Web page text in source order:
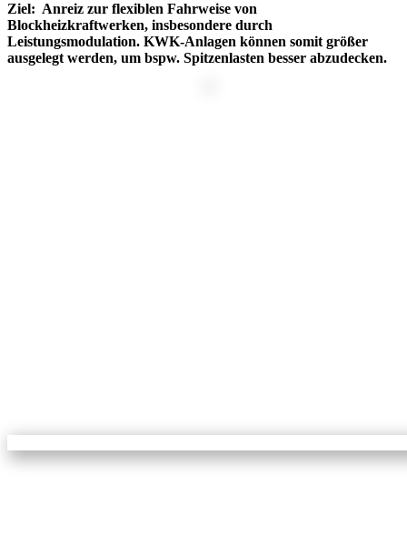
Ziel: Anreiz zur flexiblen Fahrweise von
Blockheizkraftwerken, insbesondere durch
Leistungsmodulation. KWK-Anlagen können somit größer
ausgelegt werden, um bspw. Spitzenlasten besser abzudecken.